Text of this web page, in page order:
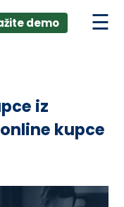
demo
iz
kupce